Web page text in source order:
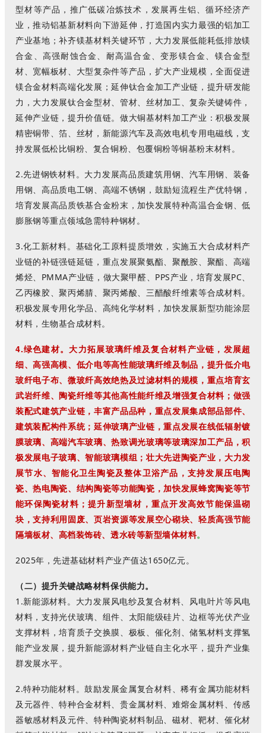
型材等产品，推广低碳冶炼技术，发展再生铝、循环经济产
业，推动铝基新材料向下游延伸，打造国内实力最强的铝加工
产业基地；补齐镁基材料关键环节，大力发展低能耗低排放镁
合金、高强耐蚀合金、耐高温合金、变形镁合金、镁合金型
材、宽幅板材、大型复杂件等产品，扩大产业规模，全面促进
镁合金材料高端化发展；延伸钛合金加工产业链，提升研发能
力，大力发展钛合金型材、管材、丝材加工、复杂关键铸件，
延伸产业链，提升价值链。做大铜基材料加工产业：积极发展
精密铜带、箔、丝材，新能源汽车及高效电机专用电磁线，支
持发展低松比铜粉、复合铜粉、包覆铜粉等铜基粉末材料。
2.先进钢铁材料。大力发展高品质建筑用钢、汽车用钢、装备
用钢、高品质电工钢、高端不锈钢，鼓励短流程生产优特钢，
培育发展高品质铁基合金粉末，加快发展特种高温合金钢、低
膨胀钢等重点领域急需特种钢材。
3.化工新材料。基础化工原料提质增效，实施五大合成材料产
业链的补链强链延链，重点发展聚氨酯、聚酰胺、聚酯、高端
烯烃、PMMA产业链，做大聚甲醛、PPS产业，培育发展PC、
乙丙橡胶、聚丙烯腈、聚丙烯酸、三醋酸纤维素等合成材料。
积极发展专用化学品、高纯化学材料，加快发展新型功能涂层
材料，生物基合成材料。
4.绿色建材。 大力拓展玻璃纤维及复合材料产业链，发展超
细、高强高模、低介电等高性能玻璃纤维及制品，提升低介电
玻纤电子布、微玻纤高效绝热及过滤材料的规模， 重点培育玄
武岩纤维、陶瓷纤维等其他高性能纤维及增强复合材料； 做强
装配式建筑产业链，丰富产品品种，重点发展集成部品部件、
建筑装配构件系统； 延伸玻璃产业链，重点发展在线低辐射镀
膜玻璃、高端汽车玻璃、热致调光玻璃等玻璃深加工产品，积
极发展电子玻璃、智能玻璃模组；壮大先进陶瓷产业，大力发
展节水、智能化卫生陶瓷及整体卫浴产品，支持发展压电陶
瓷、热电陶瓷、结构陶瓷等功能陶瓷，加快发展蜂窝陶瓷等节
能环保陶瓷材料； 提升新型墙材，重点开发高效节能保温砌
块，支持利用固废、页岩资源等发展空心砌块、轻质高强节能
隔墙板材、高档装饰砖、透水砖等新型墙体材料。
2025年，先进基础材料产业产值达1650亿元。
（二）提升关键战略材料保供能力。
1.新能源材料。大力发展风电纱及复合材料、风电叶片等风电
材料，支持光伏玻璃、组件、太阳能级硅片、边框等光伏产业
支撑材料，培育质子交换膜、极板、催化剂、储氢材料支撑氢
能产业发展，提升新能源材料产业链自主化水平，提升产业集
群发展水平。
2.特种功能材料。鼓励发展金属复合材料、稀有金属功能材料
及元器件、特种合金材料、贵金属材料、难熔金属材料、传感
器敏感材料及元件、特种陶瓷材料制品、磁材、靶材、催化材